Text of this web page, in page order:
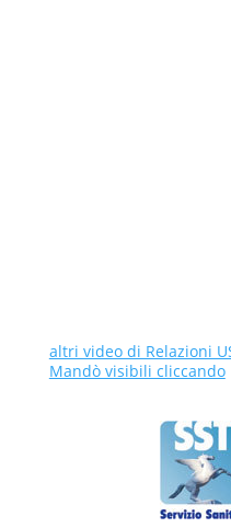
altri video di Relazioni
Mandò visibili cliccando